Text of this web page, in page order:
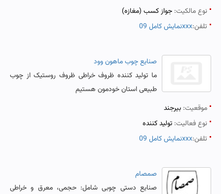
نوع مالکیت: جواز کسب (مغازه)
تلفن:نمایش کامل 09xxx
صنایع چوب ماهون وود
ما تولید کننده ظروف خراطی ظروف روستیک از چوب
طبیعی استان خودمون هستیم
موقعیت: بیرجند
نوع فعالیت: تولید کننده
تلفن:نمایش کامل 09xxx
صمصام
صنایع دستی چوبی شامل: حجمی، معرق و خراطی